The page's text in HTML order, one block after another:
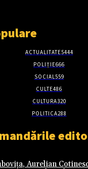
ACTUALITATE5444
POLIȚIE666
SOCIAL 559
CULTE486
CULTURA320
POLITICA288
Aurelian